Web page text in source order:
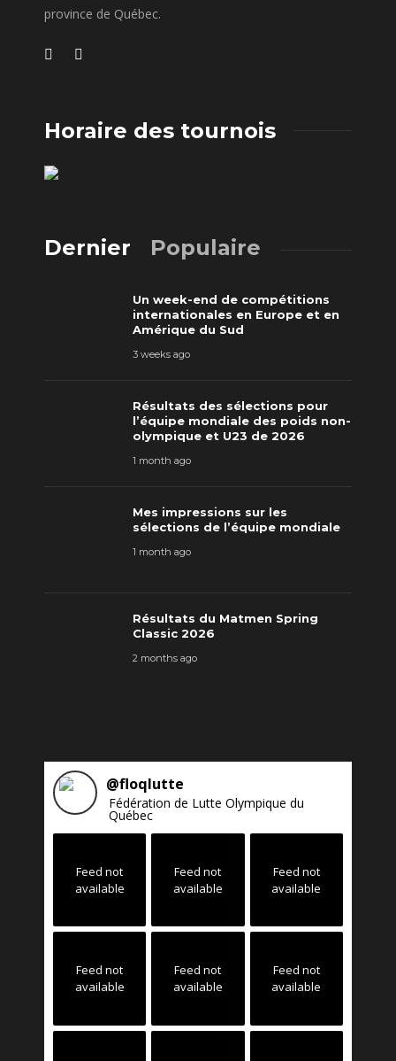
province de Québec.
Horaire des tournois
Dernier Populaire
Un week-end de compétitions
internationales en Europe et en
Amérique du Sud
3 weeks ago
Résultats des sélections pour
l’équipe mondiale des poids non-
olympique et U23 de 2026
1 month ago
Mes impressions sur les
sélections de l’équipe mondiale
1 month ago
Résultats du Matmen Spring
Classic 2026
2 months ago
@floqlutte
Fédération de Lutte Olympique du
Québec
Feed not
available
Feed not
available
Feed not
available
Feed not
available
Feed not
available
Feed not
available